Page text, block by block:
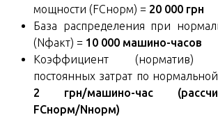
мощности (FCнорм) = 20 000 грн
База распределения при
(Nфакт) = 10 000 машино-часов
Коэффициент (норматив)
постоянных затрат по
2 грн/машино-час
FCнорм/Nнорм)